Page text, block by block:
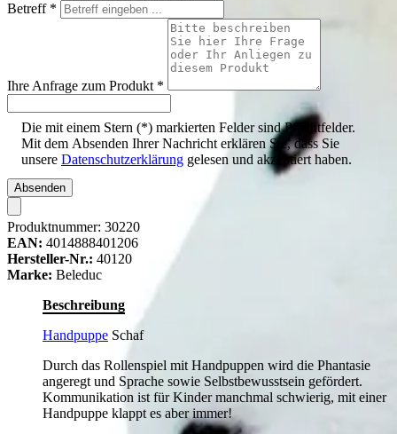
Betreff *
Ihre Anfrage zum Produkt *
Die mit einem Stern (*) markierten Felder sind Pflichtfelder.
Mit dem Absenden Ihrer Nachricht erklären Sie, dass Sie
unsere Datenschutzerklärung gelesen und akzeptiert haben.
Absenden
Produktnummer: 30220
EAN: 4014888401206
Hersteller-Nr.: 40120
Marke: Beleduc
Beschreibung
Handpuppe Schaf
Durch das Rollenspiel mit Handpuppen wird die Phantasie
angeregt und Sprache sowie Selbstbewusstsein gefördert.
Kommunikation ist für Kinder manchmal schwierig, mit einer
Handpuppe klappt es aber immer!